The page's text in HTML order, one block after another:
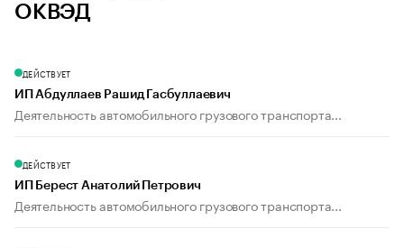
ОКВЭД
ДЕЙСТВУЕТ
ИП Абдуллаев Рашид Гасбуллаевич
Деятельность автомобильного грузового транспорта...
ДЕЙСТВУЕТ
ИП Берест Анатолий Петрович
Деятельность автомобильного грузового транспорта...